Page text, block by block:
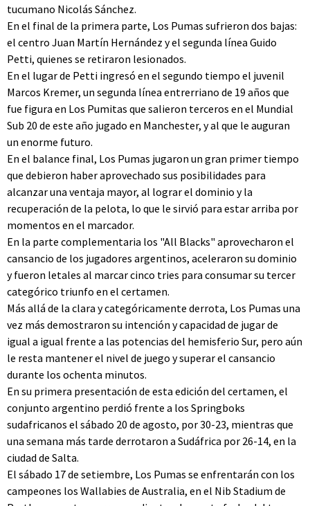
tucumano Nicolás Sánchez.
En el final de la primera parte, Los Pumas sufrieron dos bajas:
el centro Juan Martín Hernández y el segunda línea Guido
Petti, quienes se retiraron lesionados.
En el lugar de Petti ingresó en el segundo tiempo el juvenil
Marcos Kremer, un segunda línea entrerriano de 19 años que
fue figura en Los Pumitas que salieron terceros en el Mundial
Sub 20 de este año jugado en Manchester, y al que le auguran
un enorme futuro.
En el balance final, Los Pumas jugaron un gran primer tiempo
que debieron haber aprovechado sus posibilidades para
alcanzar una ventaja mayor, al lograr el dominio y la
recuperación de la pelota, lo que le sirvió para estar arriba por
momentos en el marcador.
En la parte complementaria los "All Blacks" aprovecharon el
cansancio de los jugadores argentinos, aceleraron su dominio
y fueron letales al marcar cinco tries para consumar su tercer
categórico triunfo en el certamen.
Más allá de la clara y categóricamente derrota, Los Pumas una
vez más demostraron su intención y capacidad de jugar de
igual a igual frente a las potencias del hemisferio Sur, pero aún
le resta mantener el nivel de juego y superar el cansancio
durante los ochenta minutos.
En su primera presentación de esta edición del certamen, el
conjunto argentino perdió frente a los Springboks
sudafricanos el sábado 20 de agosto, por 30-23, mientras que
una semana más tarde derrotaron a Sudáfrica por 26-14, en la
ciudad de Salta.
El sábado 17 de setiembre, Los Pumas se enfrentarán con los
campeones los Wallabies de Australia, en el Nib Stadium de